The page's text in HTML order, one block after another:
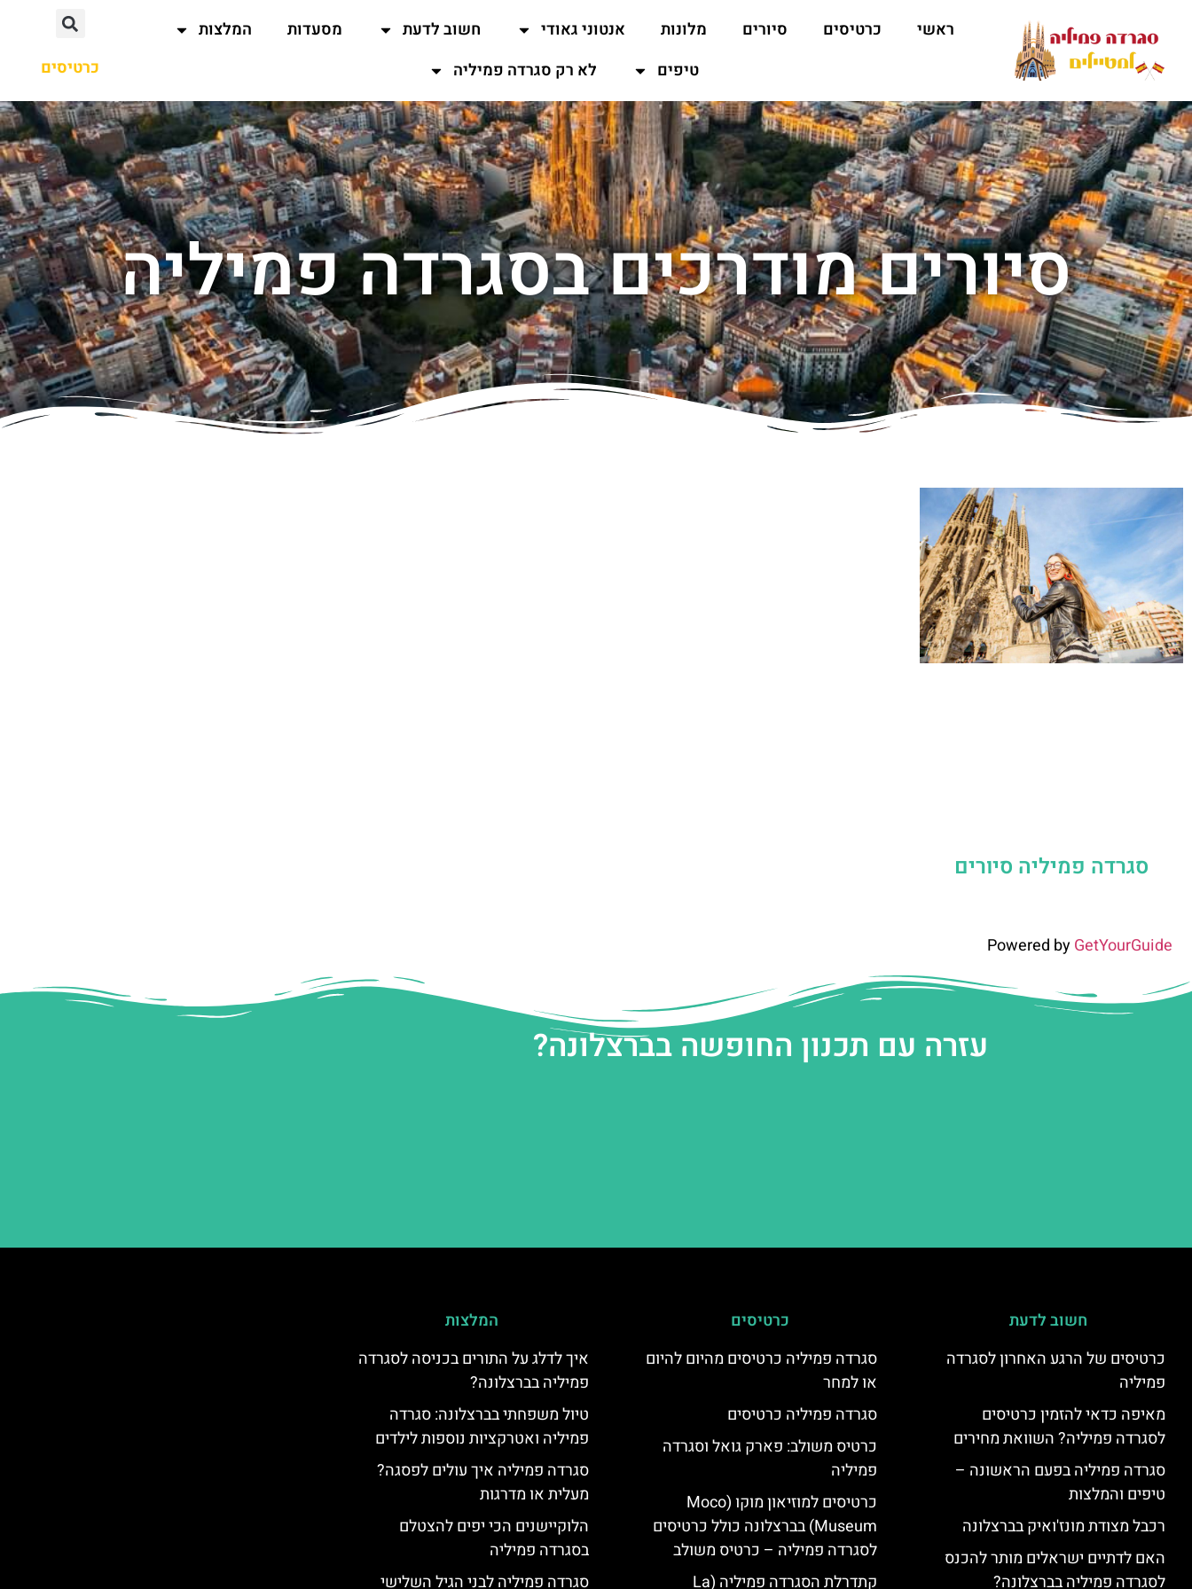
ראשי כרטיסים סיורים מלונות אנטוני גאודי חשוב לדעת מסעדות
המלצות
טיפים
לא רק סגרדה פמיליה כרטיסים
סיורים מודרכים בסגרדה פמיליה
סגרדה פמיליה סיורים
Powered byGetYourGuide
עזרה עם תכנון החופשה בברצלונה?
חשוב לדעת
כרטיסים של הרגע האחרון לסגרדה
פמיליה
מאיפה כדאי להזמין כרטיסים
לסגרדה פמיליה? השוואת מחירים
סגרדה פמיליה בפעם הראשונה –
טיפים והמלצות
רכבל מצודת מונז'ואיק בברצלונה
האם לדתיים ישראלים מותר להכנס
לסגרדה פמיליה בברצלונה?
כרטיסים
סגרדה פמיליה כרטיסים מהיום להיום
או למחר
סגרדה פמיליה כרטיסים
כרטיס משולב: פארק גואל וסגרדה
פמיליה
כרטיסים למוזיאון מוקו (Moco
Museum) בברצלונה כולל כרטיסים
לסגרדה פמיליה – כרטיס משולב
קתדרלת הסגרדה פמיליה (La
המלצות
איך לדלג על התורים בכניסה לסגרדה
פמיליה בברצלונה?
טיול משפחתי בברצלונה: סגרדה
פמיליה ואטרקציות נוספות לילדים
סגרדה פמיליה איך עולים לפסגה?
מעלית או מדרגות
הלוקיישנים הכי יפים להצטלם
בסגרדה פמיליה
סגרדה פמיליה לבני הגיל השלישי